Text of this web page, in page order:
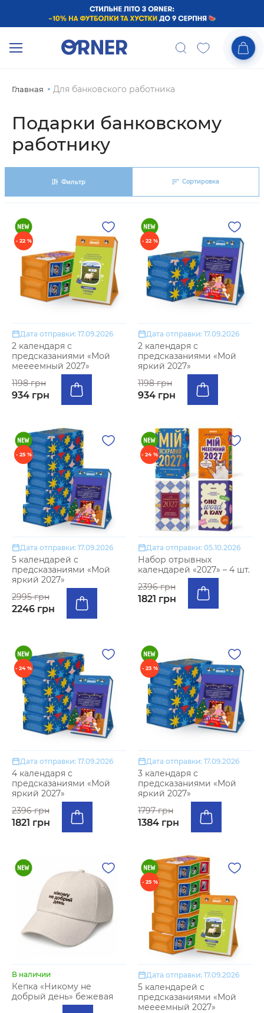
Главная Для банковского работника
Подарки банковскому
работнику
Фильтр Сортировка
- 22 %
Дата отправки: 17.09.2026
2 календаря с
предсказаниями «Мой
меееемный 2027»
1198 грн
934 грн
- 22 %
Дата отправки: 17.09.2026
2 календаря с
предсказаниями «Мой
яркий 2027»
1198 грн
934 грн
- 25 %
Дата отправки: 17.09.2026
5 календарей с
предсказаниями «Мой
яркий 2027»
2995 грн
2246 грн
- 24 %
Дата отправки: 05.10.2026
Набор отрывных
календарей «2027» – 4 шт.
2396 грн
1821 грн
- 24 %
Дата отправки: 17.09.2026
4 календаря с
предсказаниями «Мой
яркий 2027»
2396 грн
1821 грн
- 23 %
Дата отправки: 17.09.2026
3 календаря с
предсказаниями «Мой
яркий 2027»
1797 грн
1384 грн
В наличии
Кепка «Никому не
добрый день» бежевая
- 25 %
Дата отправки: 17.09.2026
5 календарей с
предсказаниями «Мой
меееемный 2027»